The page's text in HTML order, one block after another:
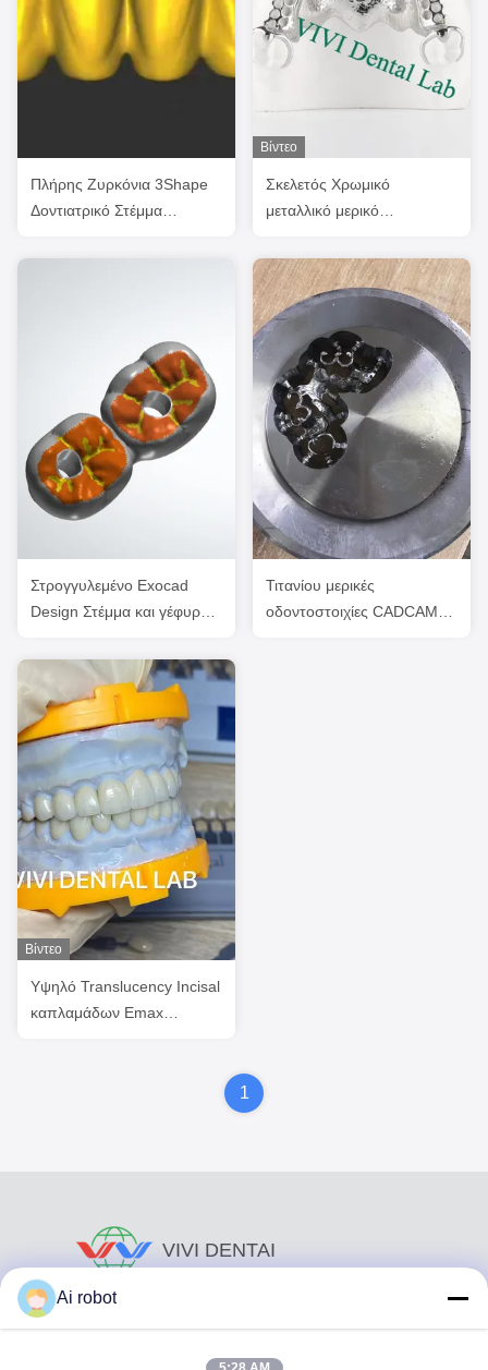
Πλήρης Ζυρκόνια 3Shape
Δοντιατρικό Στέμμα
αισθητική Exocad
Βίντεο
Σκελετός Χρωμικό
μεταλλικό μερικό
σχεδιασμό οδοντόφυλλου
CoCr
Στρογγυλεμένο Exocad
Design Στέμμα και γέφυρα
αισθητικής
Τιτανίου μερικές
οδοντοστοιχίες CADCAM
Βίντεο
Υψηλό Translucency Incisal
καπλαμάδων Emax
1
VIVI DENTAI
Ai robot